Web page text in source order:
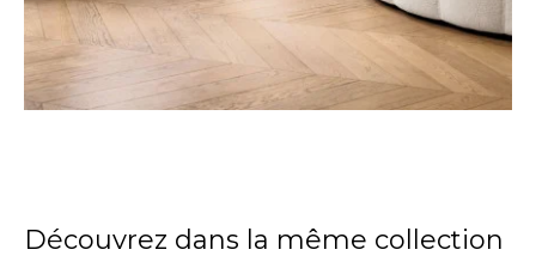
Découvrez dans la même collection